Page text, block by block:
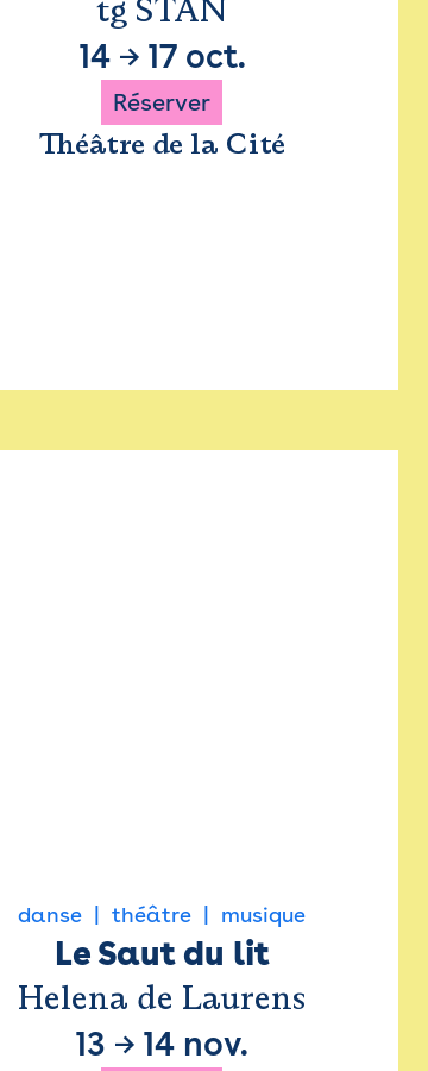
tg STAN
14→ 17 oct.
Réserver
Théâtre de la Cité
danse théâtre musique
Le Saut du lit
Helena de Laurens
13 → 14 nov.